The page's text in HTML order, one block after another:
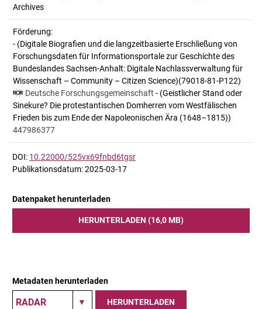
Archives
Förderung:
- (Digitale Biografien und die langzeitbasierte Erschließung von
Forschungsdaten für Informationsportale zur Geschichte des
Bundeslandes Sachsen-Anhalt: Digitale Nachlassverwaltung für
Wissenschaft – Community – Citizen Science)(79018-81-P122)
Deutsche Forschungsgemeinschaft - (Geistlicher Stand oder
Sinekure? Die protestantischen Domherren vom Westfälischen
Frieden bis zum Ende der Napoleonischen Ära (1648–1815))
447986377
DOI: 10.22000/525vx69fnbd6tgsr
Publikationsdatum: 2025-03-17
Datenpaket herunterladen
HERUNTERLADEN (16,0 MB)
Metadaten herunterladen
HERUNTERLADEN